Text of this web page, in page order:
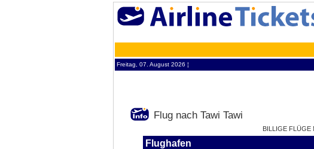
Freitag, 07. August 2026 ¦
Flug nach Tawi Tawi
BILLIGE FLÜGE
Flughafen